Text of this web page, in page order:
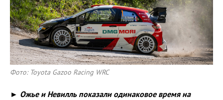
Фото: Toyota Gazoo Racing WRC
► Ожье и Невилль показали одинаковое время на